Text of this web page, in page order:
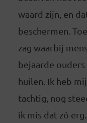
waard zijn, en
beschermen.
zag waarbij
bejaarde
huilen. Ik heb
tachtig, nog
ik mis dat zó